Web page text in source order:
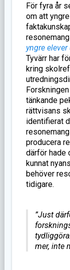
För fyra år
om att
yngre
Tyvärr har
kring
tänkande
rättvisans
identifierat
producera
därför hade
kunnat
behöver
tidigare.
”Just
mer, inte